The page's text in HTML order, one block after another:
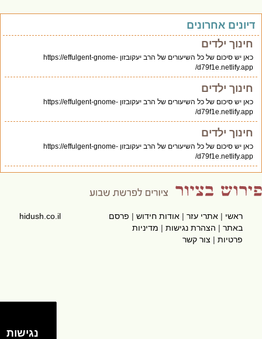
אחרונים
חינוך ילדים
כאן יש סיכום של כל השיעורים של הרב יעקובזון https://effulgent-gnome-
d79f1e.netlify.app/
חינוך ילדים
כאן יש סיכום של כל השיעורים של הרב יעקובזון https://effulgent-gnome-
d79f1e.netlify.app/
חינוך ילדים
כאן יש סיכום של כל השיעורים של הרב יעקובזון https://effulgent-gnome-
d79f1e.netlify.app/
ראשי|אתרי עזר|אודות חידוש|פרסם
באתר|הצהרת נגישות|מדיניות
פרטיות|צור קשר
hidush.co.il
נגישות